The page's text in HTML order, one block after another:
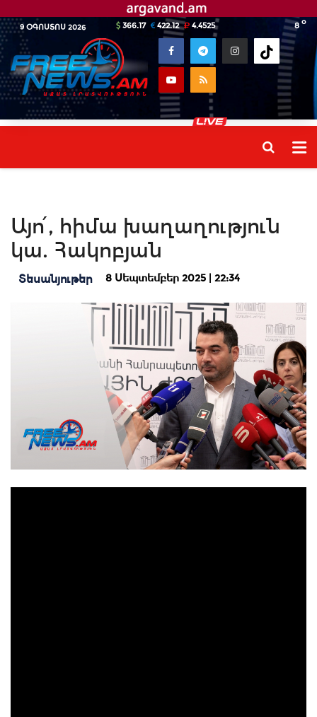
9 ՕԳՈՍՏՈՍ 2026 8 o
366.17 422.12 4.4525
Այո՛, հիմա խաղաղություն
կա. Հակոբյան
Տեսանյութեր 8 Սեպտեմբեր 2025 | 22:34